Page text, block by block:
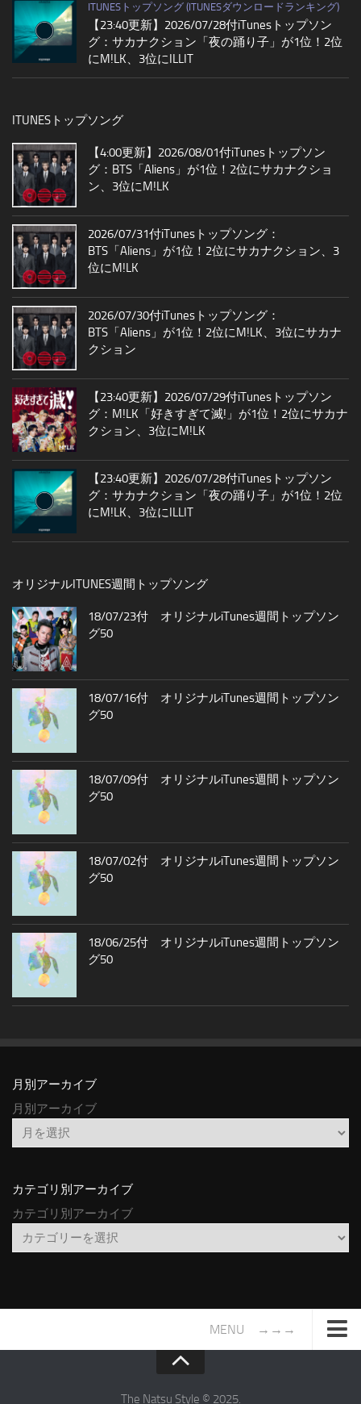
ITUNESトップソング (ITUNESダウンロードランキング)
【23:40更新】2026/07/28付iTunesトップソン
グ：サカナクション「夜の踊り子」が1位！2位
にM!LK、3位にILLIT
ITUNESトップソング
【4:00更新】2026/08/01付iTunesトップソン
グ：BTS「Aliens」が1位！2位にサカナクショ
ン、3位にM!LK
2026/07/31付iTunesトップソング：
BTS「Aliens」が1位！2位にサカナクション、3
位にM!LK
2026/07/30付iTunesトップソング：
BTS「Aliens」が1位！2位にM!LK、3位にサカナ
クション
【23:40更新】2026/07/29付iTunesトップソン
グ：M!LK「好きすぎて滅!」が1位！2位にサカナ
クション、3位にM!LK
【23:40更新】2026/07/28付iTunesトップソン
グ：サカナクション「夜の踊り子」が1位！2位
にM!LK、3位にILLIT
オリジナルITUNES週間トップソング
18/07/23付 オリジナルiTunes週間トップソン
グ50
18/07/16付 オリジナルiTunes週間トップソン
グ50
18/07/09付 オリジナルiTunes週間トップソン
グ50
18/07/02付 オリジナルiTunes週間トップソン
グ50
18/06/25付 オリジナルiTunes週間トップソン
グ50
月別アーカイブ
月別アーカイブ
カテゴリ別アーカイブ
カテゴリ別アーカイブ
MENU →→→
The Natsu Style © 2025.